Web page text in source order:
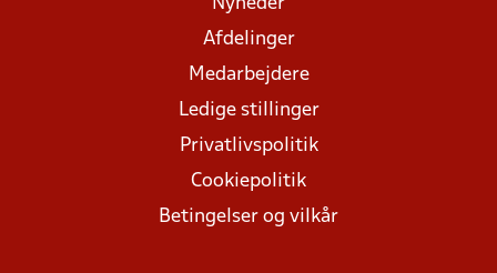
Nyheder
Afdelinger
Medarbejdere
Ledige stillinger
Privatlivspolitik
Cookiepolitik
Betingelser og vilkår